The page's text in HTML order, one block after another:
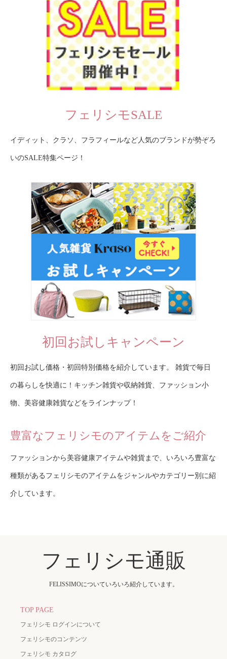
フェリシモSALE
イディット、クラソ、フラフィールなど人気のブランドが勢ぞろ
いのSALE特集ページ！
初回お試しキャンペーン
初回お試し価格・初回特別価格を紹介しています。 雑貨で毎日
の暮らしを快適に！キッチン雑貨や収納雑貨、ファッション小
物、美容健康雑貨などをラインナップ！
豊富なフェリシモのアイテムをご紹介
ファッションから美容健康アイテムや雑貨まで、いろいろ豊富な
種類があるフェリシモのアイテムをジャンルやカテゴリー別に紹
介しています。
フェリシモ通販
FELISSIMOについていろいろ紹介しています。
TOP PAGE
フェリシモ ログインについて
フェリシモのコンテンツ
フェリシモ カタログ